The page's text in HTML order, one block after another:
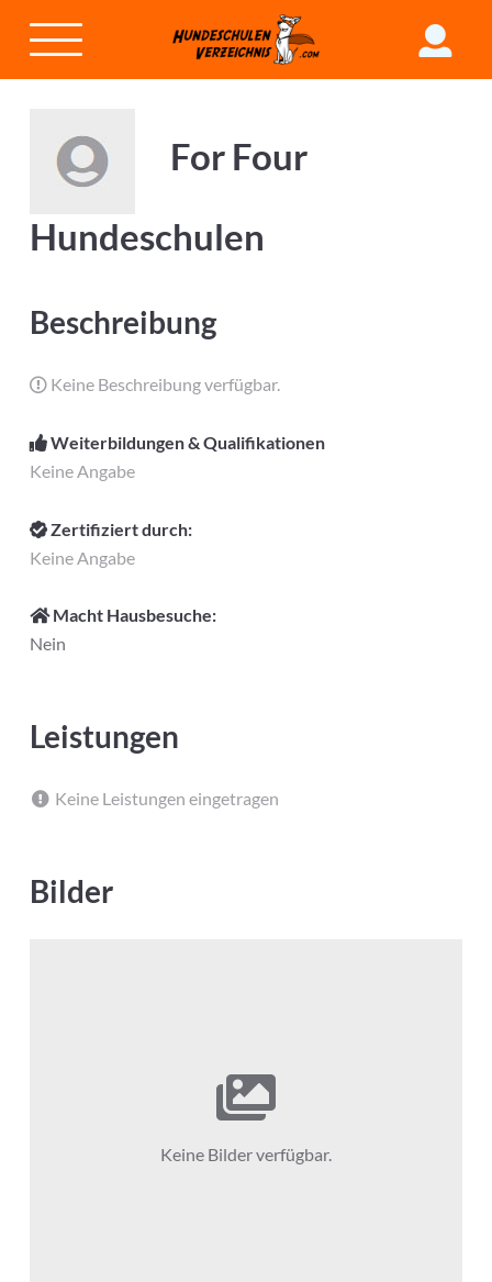
For Four
Hundeschulen
Beschreibung
Keine Beschreibung verfügbar.
Weiterbildungen & Qualifikationen
Keine Angabe
Zertifiziert durch:
Keine Angabe
Macht Hausbesuche:
Nein
Leistungen
Keine Leistungen eingetragen
Bilder
Keine Bilder verfügbar.